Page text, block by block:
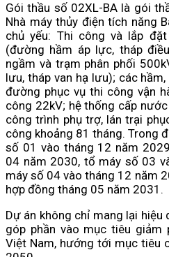
Gói thầu số 02XL-BA là gói
Nhà máy thủy điện tích năng
chủ yếu: Thi công và lắp
(đường hầm áp lực, tháp
ngầm và trạm phân phối
lưu, tháp van hạ lưu); các
đường phục vụ thi công vận
công 22kV; hệ thống cấp
công trình phụ trợ, lán trại
công khoảng 81 tháng. Trong
số 01 vào tháng 12 năm
04 năm 2030, tổ máy số 03
máy số 04 vào tháng 12 năm
hợp đồng tháng 05 năm 2031.
Dự án không chỉ mang lại hiệu
góp phần vào mục tiêu giảm
Việt Nam, hướng tới mục tiêu